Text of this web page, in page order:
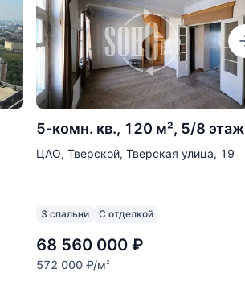
5-комн. кв., 120 м², 5/8 этаж
ЦАО, Тверской, Тверская улица, 19
3 спальни С отделкой
68 560 000 ₽
572 000 ₽/м2